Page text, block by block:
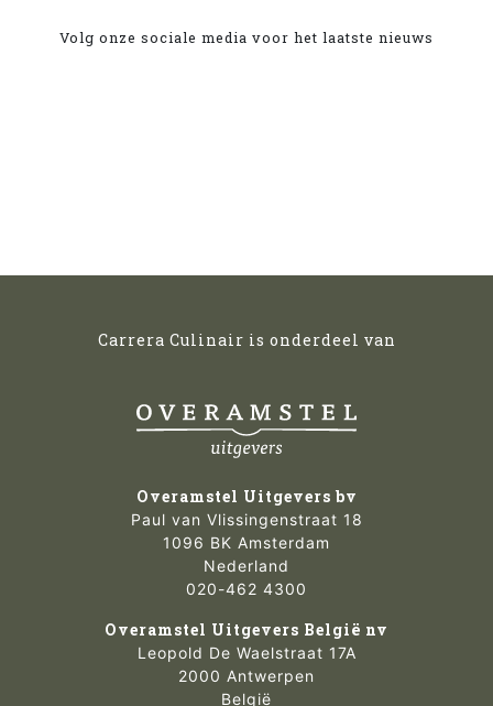
Volg onze sociale media voor het laatste nieuws
Carrera Culinair is onderdeel van
Overamstel Uitgevers bv
Paul van Vlissingenstraat 18
1096 BK Amsterdam
Nederland
020-462 4300
Overamstel Uitgevers België nv
Leopold De Waelstraat 17A
2000 Antwerpen
België